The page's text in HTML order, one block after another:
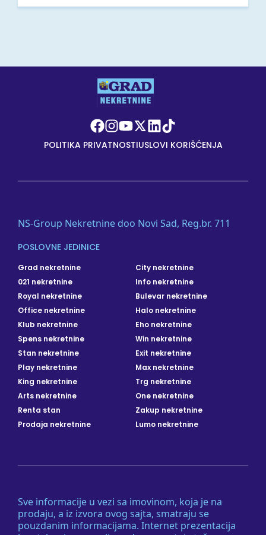
POLITIKA PRIVATNOSTIUSLOVI KORIŠĆENJA
Sve informacije u vezi sa imovinom, koja je na
prodaju, a iz izvora ovog sajta, smatraju se
pouzdanim informacijama. Internet prezentacija
NS-Group Nekretnine doo Novi Sad, Reg.br. 711
POSLOVNE JEDINICE
Grad nekretnine
City nekretnine
021 nekretnine
Info nekretnine
Royal nekretnine
Bulevar nekretnine
Office nekretnine
Halo nekretnine
Klub nekretnine
Eho nekretnine
Spens nekretnine
Win nekretnine
Stan nekretnine
Exit nekretnine
Play nekretnine
Max nekretnine
King nekretnine
Trg nekretnine
Arts nekretnine
One nekretnine
Renta stan
Zakup nekretnine
Prodaja nekretnine
Lumo nekretnine